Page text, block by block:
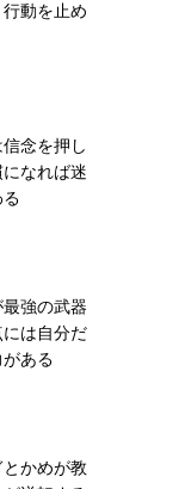
動を止め
念を押し
なれば迷
強の武器
は自分だ
ある
とかめが教